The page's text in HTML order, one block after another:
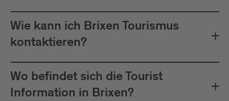
Wie kann ich Brixen Tourismus
kontaktieren?
Wo befindet sich die Tourist
Information in Brixen?